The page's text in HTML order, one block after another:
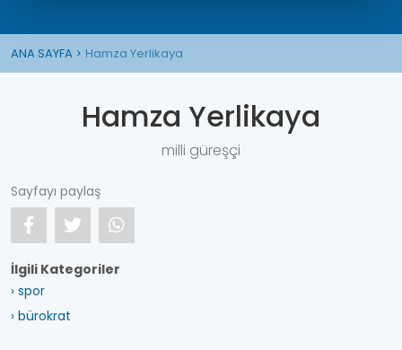
ANA SAYFA Hamza Yerlikaya
Hamza Yerlikaya
milli güreşçi
Sayfayı paylaş
İlgili Kategoriler
› spor
› bürokrat